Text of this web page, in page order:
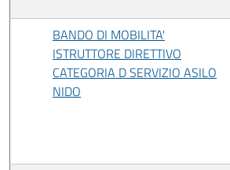
BANDO DI MOBILITA'
ISTRUTTORE DIRETTIVO
CATEGORIA D SERVIZIO ASILO
NIDO